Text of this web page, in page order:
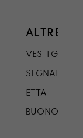
ALTRE
VESTI
SEGNALIBRO
ETTA
BUONO